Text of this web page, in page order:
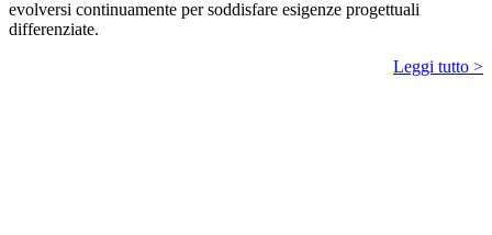
evolversi continuamente per soddisfare esigenze progettuali
differenziate.
Leggi tutto >